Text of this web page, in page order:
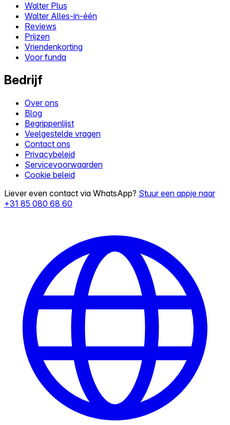
Walter Plus
Walter Alles-in-één
Reviews
Prijzen
Vriendenkorting
Voor funda
Bedrijf
Over ons
Blog
Begrippenlijst
Veelgestelde vragen
Contact ons
Privacybeleid
Servicevoorwaarden
Cookie beleid
Liever even contact via WhatsApp? Stuur een appje naar
+31 85 080 68 60